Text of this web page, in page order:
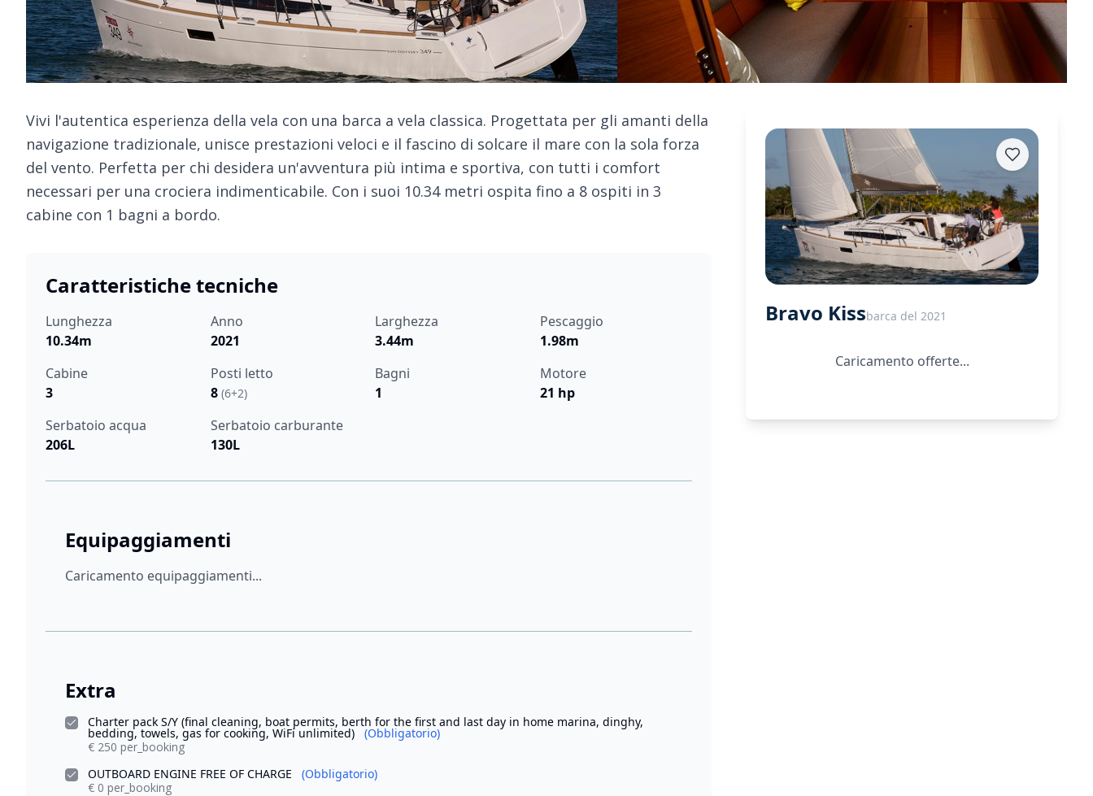
Vivi l'autentica esperienza della vela con una barca a vela classica. Progettata per gli amanti della
navigazione tradizionale, unisce prestazioni veloci e il fascino di solcare il mare con la sola forza
del vento. Perfetta per chi desidera un'avventura più intima e sportiva, con tutti i comfort
necessari per una crociera indimenticabile. Con i suoi 10.34 metri ospita fino a 8 ospiti in 3
cabine con 1 bagni a bordo.
Caratteristiche tecniche
Lunghezza
10.34m
Anno
2021
Larghezza
3.44m
Pescaggio
1.98m
Cabine
3
Posti letto
8 (6+2)
Bagni
1
Motore
21 hp
Serbatoio acqua
206L
Serbatoio carburante
130L
Equipaggiamenti
Caricamento equipaggiamenti...
Extra
Charter pack S/Y (final cleaning, boat permits, berth for the first and last day in home marina, dinghy,
bedding, towels, gas for cooking, WiFi unlimited)
(Obbligatorio)
€ 250 per_booking
OUTBOARD ENGINE FREE OF CHARGE
(Obbligatorio)
€ 0 per_booking
Bravo Kissbarca del 2021
Caricamento offerte...